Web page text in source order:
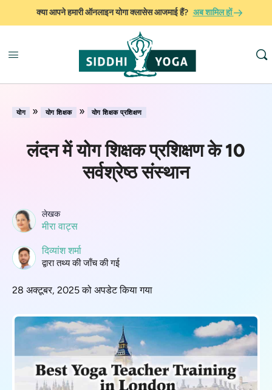
क्या आपने हमारी ऑनलाइन योगा क्लासेस आजमाई हैं? अब शामिल हों
योग » योग शिक्षक » योग शिक्षक प्रशिक्षण
लंदन में योग शिक्षक प्रशिक्षण के 10
सर्वश्रेष्ठ संस्थान
लेखक
मीरा वाट्स
दिव्यांश शर्मा
द्वारा तथ्य की जाँच की गई
28 अक्टूबर, 2025 को अपडेट किया गया